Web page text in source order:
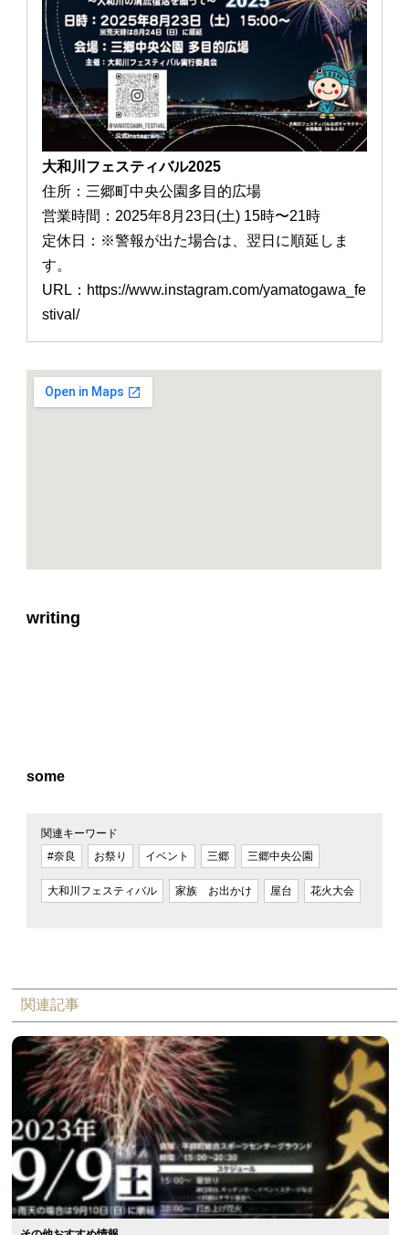
大和川フェスティバル2025
住所：三郷町中央公園多目的広場
営業時間：2025年8月23日(土) 15時〜21時
定休日：※警報が出た場合は、翌日に順延しま
す。
URL：https://www.instagram.com/yamatogawa_fe
stival/
writing
some
関連キーワード
#奈良
お祭り イベント 三郷 三郷中央公園
大和川フェスティバル 家族 お出かけ 屋台 花火大会
関連記事